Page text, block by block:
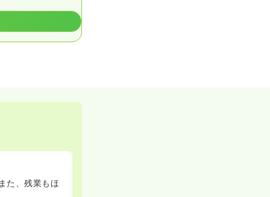
た、残業もほ